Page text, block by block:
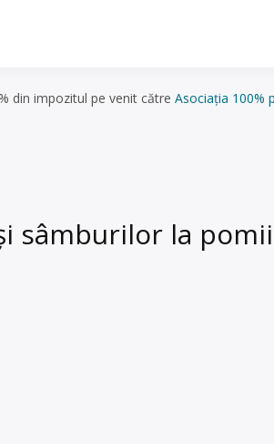
din impozitul pe venit către Asociația 100%
sâmburilor la